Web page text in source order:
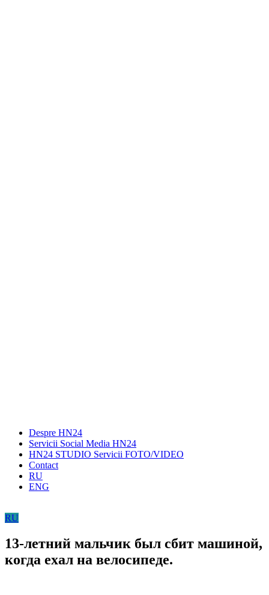
Despre HN24
Servicii Social Media HN24
HN24 STUDIO Servicii FOTO/VIDEO
Contact
RU
ENG
RU
13-летний мальчик был сбит машиной,
когда ехал на велосипеде.